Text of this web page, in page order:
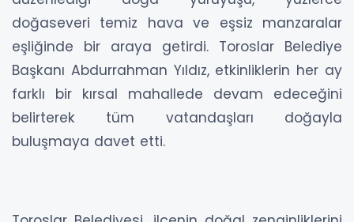
doğaseveri temiz hava ve eşsiz manzaralar
eşliğinde bir araya getirdi. Toroslar Belediye
Başkanı Abdurrahman Yıldız, etkinliklerin her ay
farklı bir kırsal mahallede devam edeceğini
belirterek tüm vatandaşları doğayla
buluşmaya davet etti.